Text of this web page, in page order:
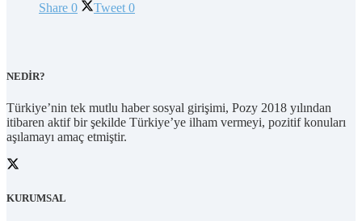
Share 0 Tweet 0
NEDİR?
Türkiye’nin tek mutlu haber sosyal girişimi, Pozy 2018 yılından
itibaren aktif bir şekilde Türkiye’ye ilham vermeyi, pozitif konuları
aşılamayı amaç etmiştir.
KURUMSAL